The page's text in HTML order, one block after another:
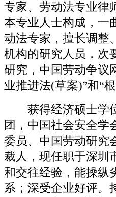
专家、劳动法专业律
本专业人士构成，一
动法专家，擅长调整
机构的研究人员，次
研究，中国劳动争议
业推进法(草案)”和“
获得经济硕士学位
团，中国社会安全学
委员、中国劳动研究
裁人，现任职于深圳
和交往经验，能操纵
系；深受企业好评。